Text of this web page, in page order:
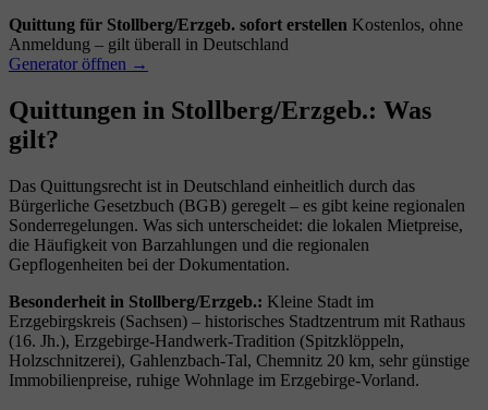
Quittung für Stollberg/Erzgeb. sofort erstellen Kostenlos, ohne
Anmeldung – gilt überall in Deutschland
Generator öffnen →
Quittungen in Stollberg/Erzgeb.: Was
gilt?
Das Quittungsrecht ist in Deutschland einheitlich durch das
Bürgerliche Gesetzbuch (BGB) geregelt – es gibt keine regionalen
Sonderregelungen. Was sich unterscheidet: die lokalen Mietpreise,
die Häufigkeit von Barzahlungen und die regionalen
Gepflogenheiten bei der Dokumentation.
Besonderheit in Stollberg/Erzgeb.: Kleine Stadt im
Erzgebirgskreis (Sachsen) – historisches Stadtzentrum mit Rathaus
(16. Jh.), Erzgebirge-Handwerk-Tradition (Spitzklöppeln,
Holzschnitzerei), Gahlenzbach-Tal, Chemnitz 20 km, sehr günstige
Immobilienpreise, ruhige Wohnlage im Erzgebirge-Vorland.